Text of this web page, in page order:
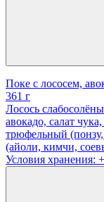
Поке с лососем,
361 г
Лосось
авокадо, салат
трюфельный
(айоли, кимчи,
Условия хранения: